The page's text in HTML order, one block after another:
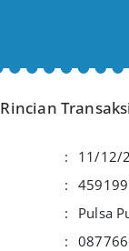
Rincian
:
11/12/
:
459199
:
Pulsa
: